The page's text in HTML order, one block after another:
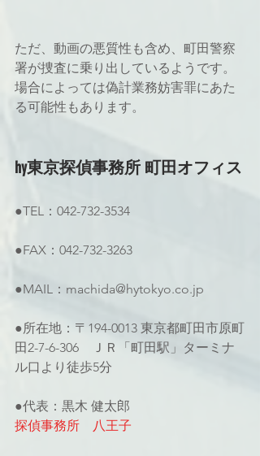
ただ、動画の悪質性も含め、町田警察
署が捜査に乗り出しているようです。
場合によっては偽計業務妨害罪にあた
る可能性もあります。
hy東京探偵事務所 町田オフィス
●TEL：042-732-3534
●FAX：042-732-3263
●MAIL：machida@hytokyo.co.jp
●所在地：〒194-0013 東京都町田市原町
田2-7-6-306　ＪＲ「町田駅」ターミナ
ル口より徒歩5分
●代表：黒木 健太郎
探偵事務所　八王子